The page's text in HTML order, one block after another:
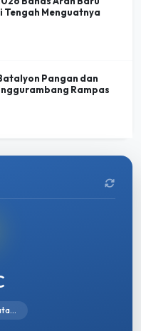
Tengah Menguatnya
Pangan dan
Rampas